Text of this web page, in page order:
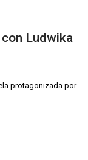
Ludwika
protagonizada por